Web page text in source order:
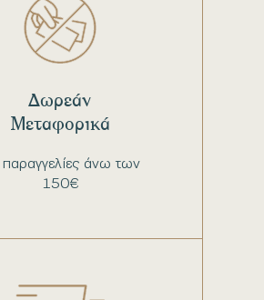
παραγγελίες άνω των
150€
Δωρεάν
Μεταφορικά